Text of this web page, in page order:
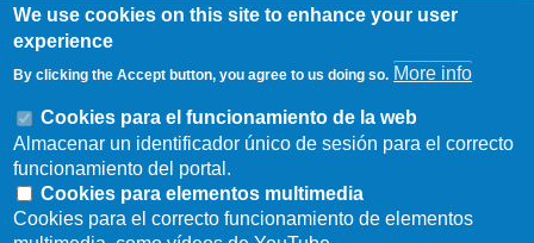
Copyright
Todos los contenidos de este servidor WEB, son propiedad de la
Universidad de Sevilla, si no se indica lo contrario. Pueden ser
reproducidos libremente y para fines no lucrativos por cualquier
persona perteneciente a una institución de carácter educativo o
investigador. Otras instituciones, organismos, empresas, etc. deben
solicitar el permiso escrito de los propietarios del copyright.
We use cookies on this site to enhance your user
experience
By clicking the Accept button, you agree to us doing so. More info
Cookies para el funcionamiento de la web
Almacenar un identificador único de sesión para el correcto
funcionamiento del portal.
Cookies para elementos multimedia
Cookies para el correcto funcionamiento de elementos